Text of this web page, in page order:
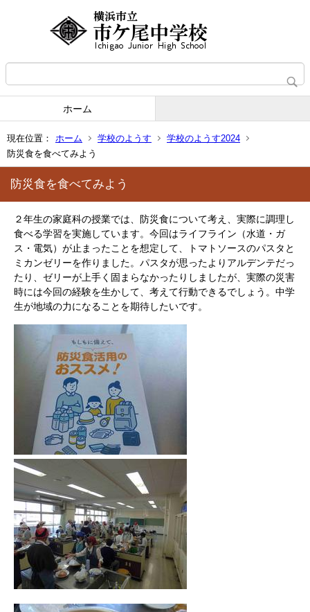
ホーム
現在位置： ホーム 学校のようす
学校のようす2024
防災食を食べてみよう
防災食を食べてみよう
２年生の家庭科の授業では、防災食について考え、実際に調理し
食べる学習を実施しています。今回はライフライン（水道・ガ
ス・電気）が止まったことを想定して、トマトソースのパスタと
ミカンゼリーを作りました。パスタが思ったよりアルデンテだっ
たり、ゼリーが上手く固まらなかったりしましたが、実際の災害
時には今回の経験を生かして、考えて行動できるでしょう。中学
生が地域の力になることを期待したいです。